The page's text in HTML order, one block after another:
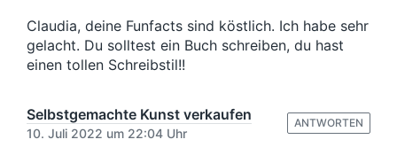
Claudia, deine Funfacts sind köstlich. Ich habe sehr
gelacht. Du solltest ein Buch schreiben, du hast
einen tollen Schreibstil!!
Selbstgemachte Kunst verkaufen
10. Juli 2022 um 22:04 Uhr
ANTWORTEN